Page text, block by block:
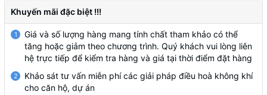
Khuyến mãi đặc biệt !!!
1
Giá và số lượng hàng mang tính chất tham khảo có thể
tăng hoặc giảm theo chương trình. Quý khách vui lòng liên
hệ trực tiếp để kiểm tra hàng và giá tại thời điểm đặt hàng
2
Khảo sát tư vấn miễn phí các giải pháp điều hoà không khí
cho căn hộ, dự án